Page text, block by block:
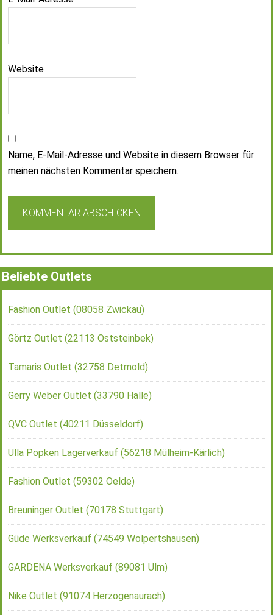
Website
Name, E-Mail-Adresse und Website in diesem Browser für
meinen nächsten Kommentar speichern.
Beliebte Outlets
Fashion Outlet (08058 Zwickau)
Görtz Outlet (22113 Oststeinbek)
Tamaris Outlet (32758 Detmold)
Gerry Weber Outlet (33790 Halle)
QVC Outlet (40211 Düsseldorf)
Ulla Popken Lagerverkauf (56218 Mülheim-Kärlich)
Fashion Outlet (59302 Oelde)
Breuninger Outlet (70178 Stuttgart)
Güde Werksverkauf (74549 Wolpertshausen)
GARDENA Werksverkauf (89081 Ulm)
Nike Outlet (91074 Herzogenaurach)